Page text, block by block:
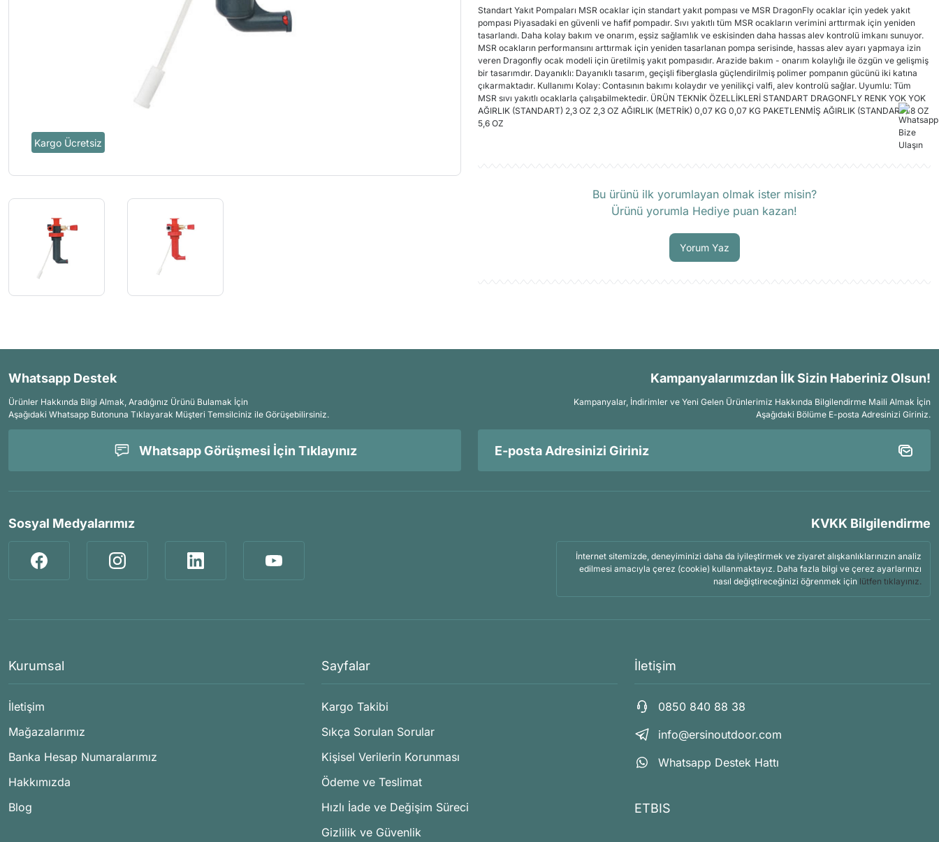
Kargo Ücretsiz
Standart Yakıt Pompaları MSR ocaklar için standart yakıt pompası ve MSR DragonFly ocaklar için yedek yakıt
pompası Piyasadaki en güvenli ve hafif pompadır. Sıvı yakıtlı tüm MSR ocakların verimini arttırmak için yeniden
tasarlandı. Daha kolay bakım ve onarım, eşsiz sağlamlık ve eskisinden daha hassas alev kontrolü imkanı sunuyor.
MSR ocakların performansını arttırmak için yeniden tasarlanan pompa serisinde, hassas alev ayarı yapmaya izin
veren Dragonfly ocak modeli için üretilmiş yakıt pompasıdır. Arazide bakım - onarım kolaylığı ile özgün ve gelişmiş
bir tasarımdır. Dayanıklı: Dayanıklı tasarım, geçişli fiberglasla güçlendirilmiş polimer pompanın gücünü iki katına
çıkarmaktadır. Kullanımı Kolay: Contasının bakımı kolaydır ve yenilikçi valfi, alev kontrolü sağlar. Uyumlu: Tüm
MSR sıvı yakıtlı ocaklarla çalışabilmektedir. ÜRÜN TEKNİK ÖZELLİKLERİ STANDART DRAGONFLY RENK YOK YOK
AĞIRLIK (STANDART) 2,3 OZ 2,3 OZ AĞIRLIK (METRİK) 0,07 KG 0,07 KG PAKETLENMİŞ AĞIRLIK (STANDART) 8 OZ
5,6 OZ
Bu ürünü ilk yorumlayan olmak ister misin?
Ürünü yorumla Hediye puan kazan!
Yorum Yaz
Whatsapp Destek
Ürünler Hakkında Bilgi Almak, Aradığınız Ürünü Bulamak İçin
Aşağıdaki Whatsapp Butonuna Tıklayarak Müşteri Temsilciniz ile Görüşebilirsiniz.
Whatsapp Görüşmesi İçin Tıklayınız
Kampanyalarımızdan İlk Sizin Haberiniz Olsun!
Kampanyalar, İndirimler ve Yeni Gelen Ürünlerimiz Hakkında Bilgilendirme Maili Almak İçin
Aşağıdaki Bölüme E-posta Adresinizi Giriniz.
Sosyal Medyalarımız KVKK Bilgilendirme
İnternet sitemizde, deneyiminizi daha da iyileştirmek ve ziyaret alışkanlıklarınızın analiz
edilmesi amacıyla çerez (cookie) kullanmaktayız. Daha fazla bilgi ve çerez ayarlarınızı
nasıl değiştireceğinizi öğrenmek için lütfen tıklayınız.
Kurumsal
İletişim
Mağazalarımız
Banka Hesap Numaralarımız
Hakkımızda
Blog
Sayfalar
Kargo Takibi
Sıkça Sorulan Sorular
Kişisel Verilerin Korunması
Ödeme ve Teslimat
Hızlı İade ve Değişim Süreci
Gizlilik ve Güvenlik
İletişim
0850 840 88 38
info@ersinoutdoor.com
Whatsapp Destek Hattı
ETBIS